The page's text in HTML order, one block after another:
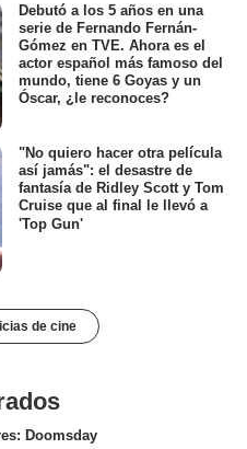
Debutó a los 5 años en una
serie de Fernando Fernán-
Gómez en TVE. Ahora es el
actor español más famoso del
mundo, tiene 6 Goyas y un
Óscar, ¿le reconoces?
"No quiero hacer otra película
así jamás": el desastre de
fantasía de Ridley Scott y Tom
Cruise que al final le llevó a
'Top Gun'
de cine
Doomsday